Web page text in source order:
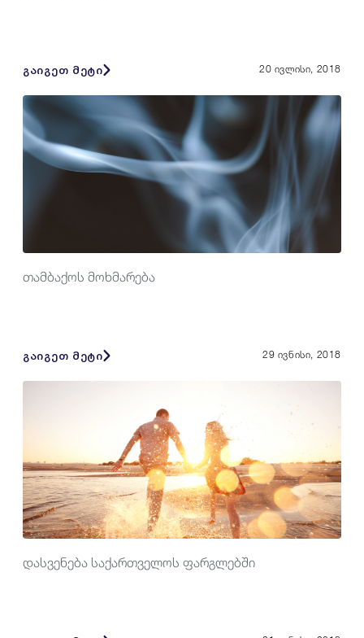
გაიგეთ მეტი 20 ივლისი, 2018
თამბაქოს მოხმარება
გაიგეთ მეტი 29 ივნისი, 2018
დასვენება საქართველოს ფარგლებში